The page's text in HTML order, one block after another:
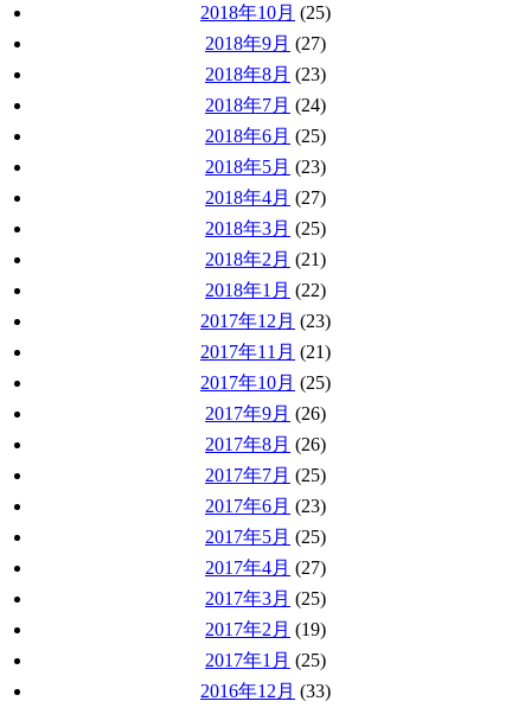
2018年10月 (25)
2018年9月 (27)
2018年8月 (23)
2018年7月 (24)
2018年6月 (25)
2018年5月 (23)
2018年4月 (27)
2018年3月 (25)
2018年2月 (21)
2018年1月 (22)
2017年12月 (23)
2017年11月 (21)
2017年10月 (25)
2017年9月 (26)
2017年8月 (26)
2017年7月 (25)
2017年6月 (23)
2017年5月 (25)
2017年4月 (27)
2017年3月 (25)
2017年2月 (19)
2017年1月 (25)
2016年12月 (33)